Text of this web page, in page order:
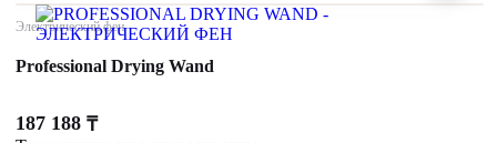
Электрический фен
Professional Drying Wand
187 188 ₸